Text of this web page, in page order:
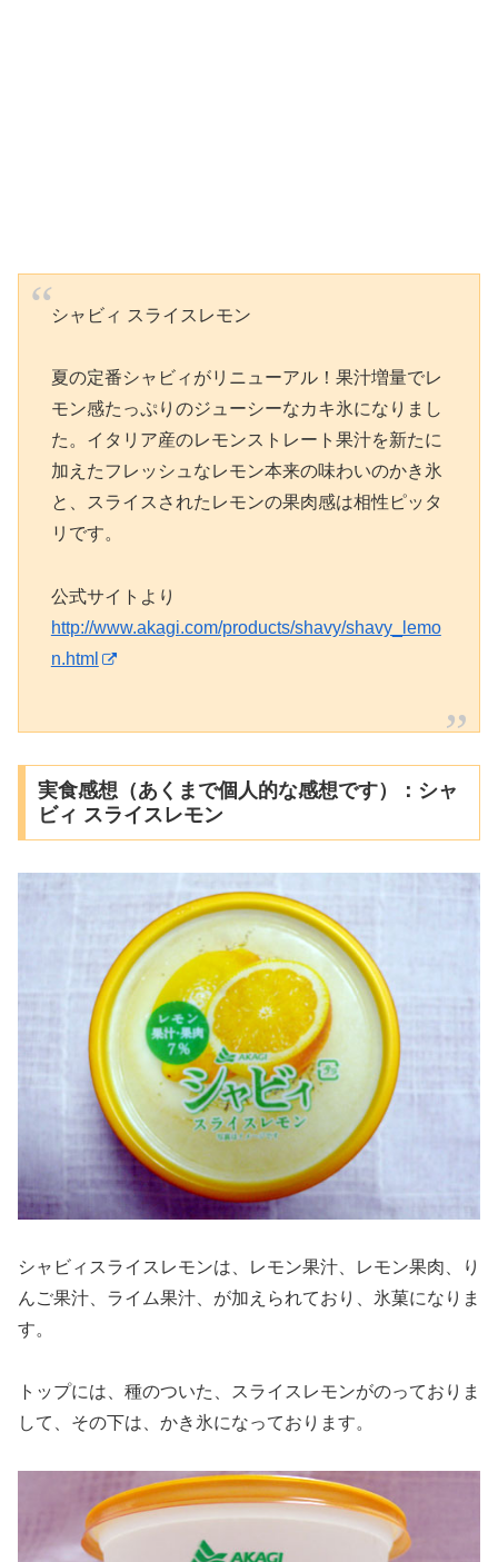
シャビィ スライスレモン
夏の定番シャビィがリニューアル！果汁増量でレ
モン感たっぷりのジューシーなカキ氷になりまし
た。イタリア産のレモンストレート果汁を新たに
加えたフレッシュなレモン本来の味わいのかき氷
と、スライスされたレモンの果肉感は相性ピッタ
リです。
公式サイトより
http://www.akagi.com/products/shavy/shavy_lemo
n.html
実食感想（あくまで個人的な感想です）：シャ
ビィ スライスレモン
シャビィスライスレモンは、レモン果汁、レモン果肉、り
んご果汁、ライム果汁、が加えられており、氷菓になりま
す。
トップには、種のついた、スライスレモンがのっておりま
して、その下は、かき氷になっております。